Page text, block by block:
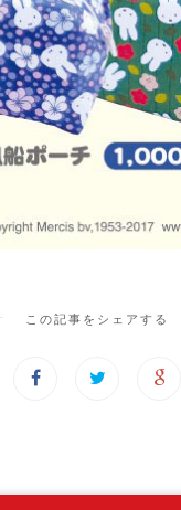
この記事をシェアする